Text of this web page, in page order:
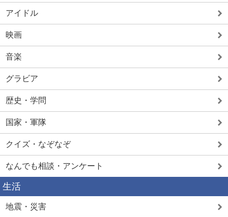
アイドル
映画
音楽
グラビア
歴史・学問
国家・軍隊
クイズ・なぞなぞ
なんでも相談・アンケート
生活
地震・災害